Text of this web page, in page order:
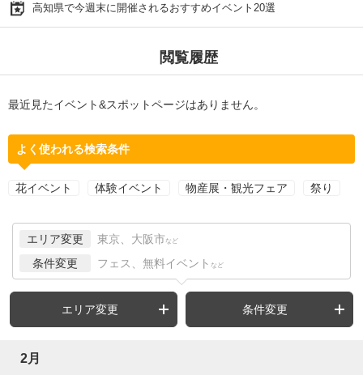
高知県で今週末に開催されるおすすめイベント20選
閲覧履歴
最近見たイベント&スポットページはありません。
よく使われる検索条件
花イベント 体験イベント 物産展・観光フェア 祭り
エリア変更 東京、大阪市 など
条件変更 フェス、無料イベント など
エリア変更 条件変更
2月